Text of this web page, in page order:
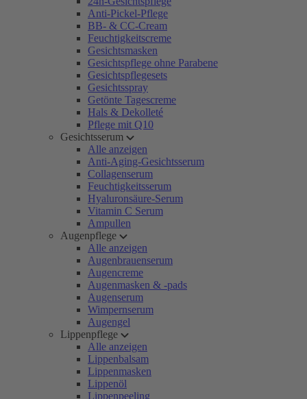
Anti-Pickel-Pflege
BB- & CC-Cream
Feuchtigkeitscreme
Gesichtsmasken
Gesichtspflege ohne Parabene
Gesichtspflegesets
Gesichtsspray
Getönte Tagescreme
Hals & Dekolleté
Pflege mit Q10
Gesichtsserum
Alle anzeigen
Anti-Aging-Gesichtsserum
Collagenserum
Feuchtigkeitsserum
Hyaluronsäure-Serum
Vitamin C Serum
Ampullen
Augenpflege
Alle anzeigen
Augenbrauenserum
Augencreme
Augenmasken & -pads
Augenserum
Wimpernserum
Augengel
Lippenpflege
Alle anzeigen
Lippenbalsam
Lippenmasken
Lippenöl
Lippenpeeling